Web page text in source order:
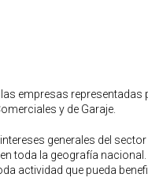
empresas representadas
y de Garaje.
generales del
toda la geografía
actividad que pueda